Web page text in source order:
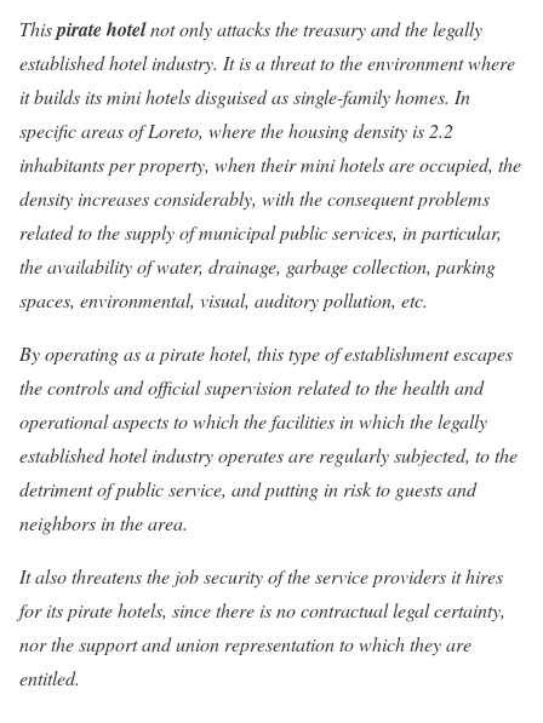
Thispirate hotelnot only attacks the treasury and the legally
established hotel industry. It is a threat to the environment where
it builds its mini hotels disguised as single-family homes. In
specific areas of Loreto, where the housing density is 2.2
inhabitants per property, when their mini hotels are occupied, the
density increases considerably, with the consequent problems
related to the supply of municipal public services, in particular,
the availability of water, drainage, garbage collection, parking
spaces, environmental, visual, auditory pollution, etc.
By operating as a pirate hotel, this type of establishment escapes
the controls and official supervision related to the health and
operational aspects to which the facilities in which the legally
established hotel industry operates are regularly subjected, to the
detriment of public service, and putting in risk to guests and
neighbors in the area.
It also threatens the job security of the service providers it hires
for its pirate hotels, since there is no contractual legal certainty,
nor the support and union representation to which they are
entitled.